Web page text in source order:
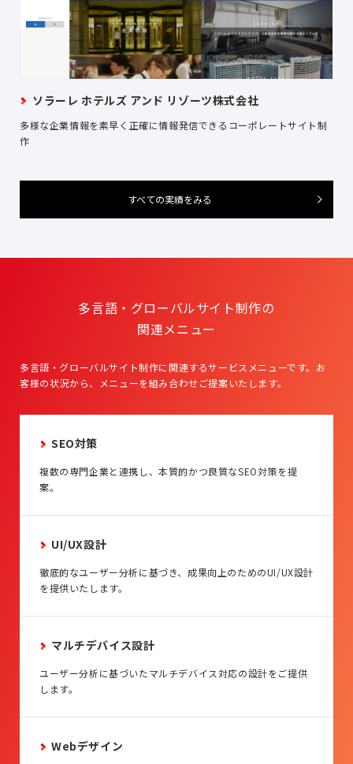
ソラーレ ホテルズ アンド リゾーツ株式会社
多様な企業情報を素早く正確に情報発信できるコーポレートサイト制
作
すべての実績をみる
多言語・グローバルサイト制作の
関連メニュー
多言語・グローバルサイト制作に関連するサービスメニューです。 お
客様の状況から、メニューを組み合わせご提案いたします。
SEO対策
複数の専門企業と連携し、本質的かつ良質なSEO対策を提
案。
UI/UX設計
徹底的なユーザー分析に基づき、成果向上のためのUI/UX設計
を提供いたします。
マルチデバイス設計
ユーザー分析に基づいたマルチデバイス対応の設計をご提供
します。
Webデザイン